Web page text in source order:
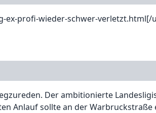
ex-profi-wieder-schwer-verletzt.html[/
Der ambitionierte
Anlauf sollte an der Warbruckstraße